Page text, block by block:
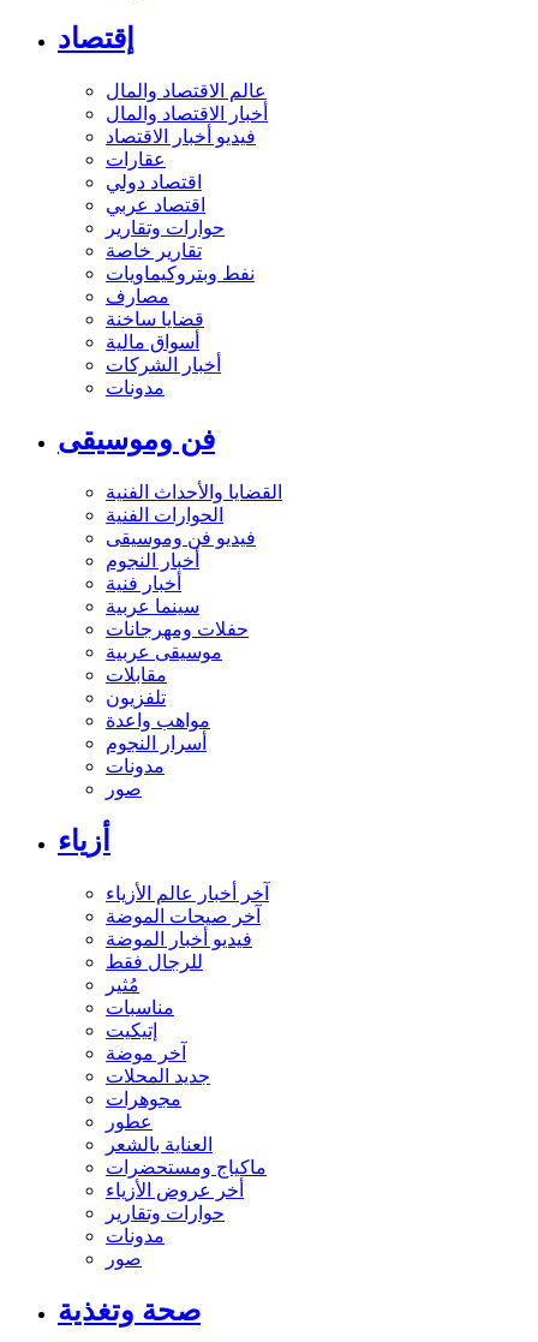
إقتصاد
عالم الاقتصاد والمال
أخبار الاقتصاد والمال
فيديو أخبار الاقتصاد
عقارات
اقتصاد دولي
اقتصاد عربي
حوارات وتقارير
تقارير خاصة
نفط وبتروكيماويات
مصارف
قضايا ساخنة
أسواق مالية
أخبار الشركات
مدونات
فن وموسيقى
القضايا والأحداث الفنية
الحوارات الفنية
فيديو فن وموسيقى
أخبار النجوم
أخبار فنية
سينما عربية
حفلات ومهرجانات
موسيقى عربية
مقابلات
تلفزيون
مواهب واعدة
أسرار النجوم
مدونات
صور
أزياء
آخر أخبار عالم الأزياء
آخر صيحات الموضة
فيديو أخبار الموضة
للرجال فقط
مُثير
مناسبات
إتيكيت
آخر موضة
جديد المحلات
مجوهرات
عطور
العناية بالشعر
ماكياج ومستحضرات
أخر عروض الأزياء
حوارات وتقارير
مدونات
صور
صحة وتغذية